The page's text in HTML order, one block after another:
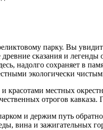
парку. Вы
сказания и
надолго сохраняет в
экологически
местных
отрогов
и держим путь
вина и зажигательных